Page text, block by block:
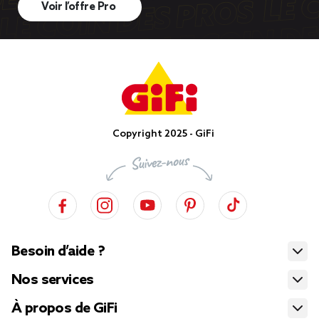
Voir l’offre Pro
Copyright 2025 - GiFi
Besoin d’aide ?
Nos services
À propos de GiFi